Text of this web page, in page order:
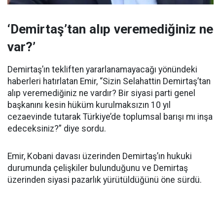
‘Demirtaş’tan alıp veremediğiniz ne
var?’
Demirtaş’ın tekliften yararlanamayacağı yönündeki
haberleri hatırlatan Emir, “Sizin Selahattin Demirtaş’tan
alıp veremediğiniz ne vardır? Bir siyasi parti genel
başkanını kesin hüküm kurulmaksızın 10 yıl
cezaevinde tutarak Türkiye’de toplumsal barışı mı inşa
edeceksiniz?” diye sordu.
Emir, Kobani davası üzerinden Demirtaş’ın hukuki
durumunda çelişkiler bulunduğunu ve Demirtaş
üzerinden siyasi pazarlık yürütüldüğünü öne sürdü.